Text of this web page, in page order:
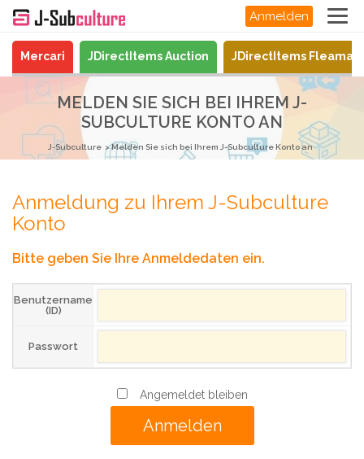
Anmelden
Mercari JDirectItems Auction JDirectItems
MELDEN SIE SICH BEI IHREM J-
SUBCULTURE KONTO AN
J-Subculture Melden Sie sich bei Ihrem J-Subculture Konto an
Anmeldung zu Ihrem J-Subculture
Konto
Bitte geben Sie Ihre Anmeldedaten ein.
Benutzername
(ID)
Passwort
Angemeldet bleiben